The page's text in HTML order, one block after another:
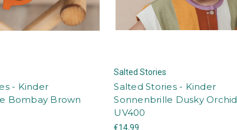
- Kinder
Bombay Brown
Salted Stories
Salted Stories - Kinder
Sonnenbrille Dusky Orchid
UV400
€14,99